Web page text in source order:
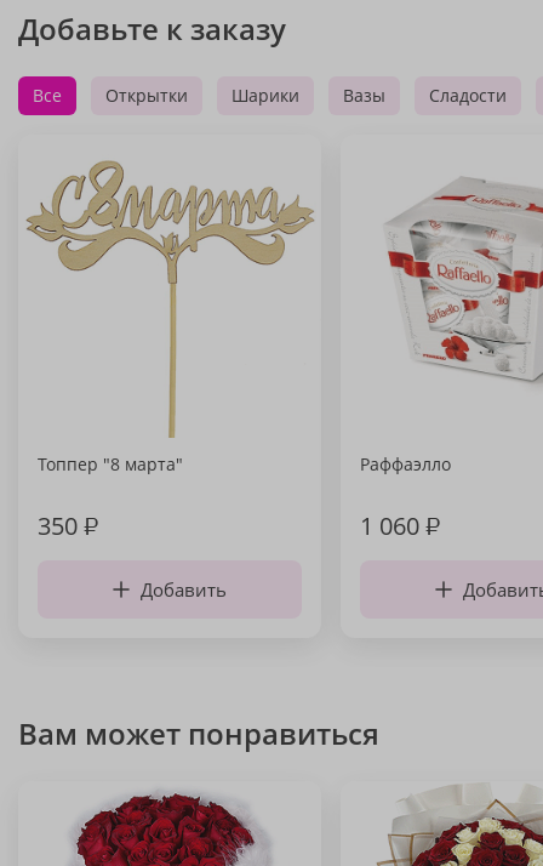
Добавьте к заказу
Все Открытки Шарики Вазы Сладости
Топпер "8 марта"
350₽
Добавить
Раффаэлло
1 060₽
Вам может понравиться